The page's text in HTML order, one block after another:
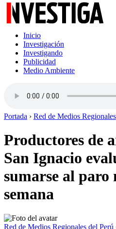
Inicio
Investigación
Investigando
Publicidad
Medio Ambiente
Portada › Red de Medios Regionales
Productores de
San Ignacio
sumarse al paro
semana
Red de Medios Regionales del Perú